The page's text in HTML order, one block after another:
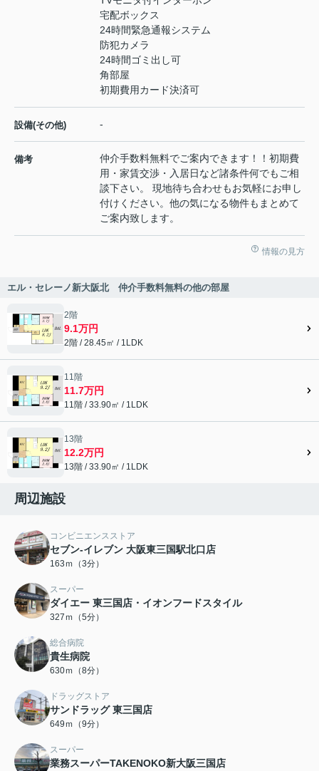
宅配ボックス
24時間緊急通報システム
防犯カメラ
24時間ゴミ出し可
角部屋
初期費用カード決済可
設備(その他) -
備考
仲介手数料無料でご案内できます！！初期費
用・家賃交渉・入居日など諸条件何でもご相
談下さい。 現地待ち合わせもお気軽にお申し
付けください。他の気になる物件もまとめて
ご案内致します。
情報の見方
エル・セレーノ新大阪北 仲介手数料無料の他の部屋
2階
9.1万円
2階 / 28.45㎡ / 1LDK
11階
11.7万円
11階 / 33.90㎡ / 1LDK
13階
12.2万円
13階 / 33.90㎡ / 1LDK
周辺施設
コンビニエンスストア
セブン‐イレブン 大阪東三国駅北口店
163ｍ（3分）
スーパー
ダイエー 東三国店・イオンフードスタイル
327ｍ（5分）
総合病院
貴生病院
630ｍ（8分）
ドラッグストア
サンドラッグ 東三国店
649ｍ（9分）
スーパー
業務スーパーTAKENOKO新大阪三国店